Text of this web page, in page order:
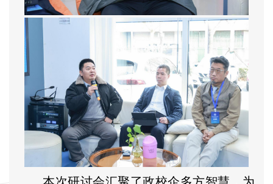
本次研讨会汇聚了政校企多方智慧，为